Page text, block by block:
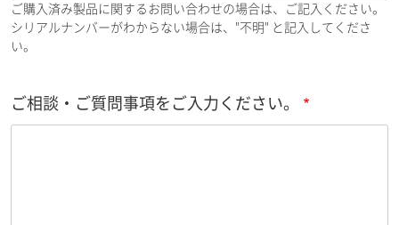
ご購入済み製品に関するお問い合わせの場合は、ご記入ください。
シリアルナンバーがわからない場合は、"不明" と記入してくださ
い。
ご相談・ご質問事項をご入力ください。